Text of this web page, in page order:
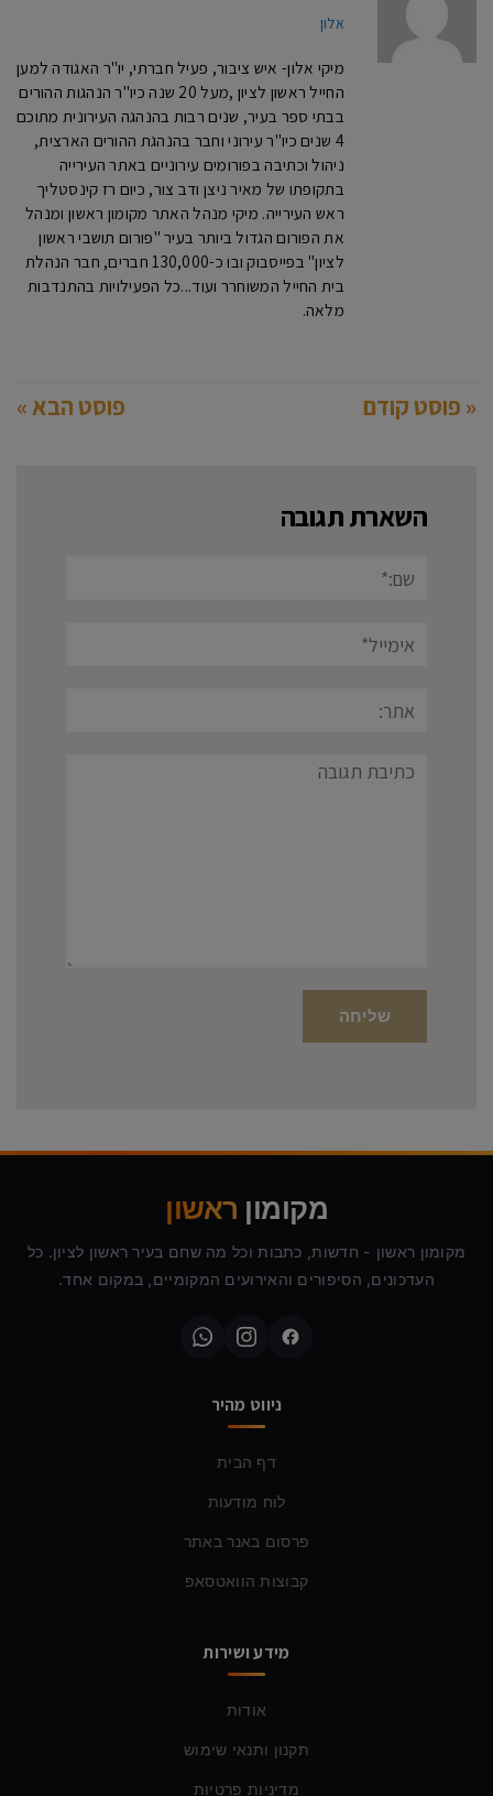
אלון
מיקי אלון- איש ציבור, פעיל חברתי, יו"ר האגודה למען
החייל ראשון לציון ,מעל 20 שנה כיו"ר הנהגות ההורים
בבתי ספר בעיר, שנים רבות בהנהגה העירונית מתוכם
4 שנים כיו"ר עירוני וחבר בהנהגת ההורים הארצית,
ניהול וכתיבה בפורומים עירוניים באתר העירייה
בתקופתו של מאיר ניצן ודב צור, כיום רז קינסטליך
ראש העירייה. מיקי מנהל האתר מקומון ראשון ומנהל
את הפורום הגדול ביותר בעיר "פורום תושבי ראשון
לציון" בפייסבוק ובו כ-130,000 חברים, חבר הנהלת
בית החייל המשוחרר ועוד...כל הפעילויות בהתנדבות
מלאה.
« פוסט קודם פוסט הבא »
השארת תגובה
תגובה
מקומון ראשון
מקומון ראשון - חדשות, כתבות וכל מה שחם בעיר ראשון לציון. כל
העדכונים, הסיפורים והאירועים המקומיים, במקום אחד.
ניווט מהיר
דף הבית
לוח מודעות
פרסום באנר באתר
קבוצות הוואטסאפ
מידע ושירות
אודות
תקנון ותנאי שימוש
מדיניות פרטיות